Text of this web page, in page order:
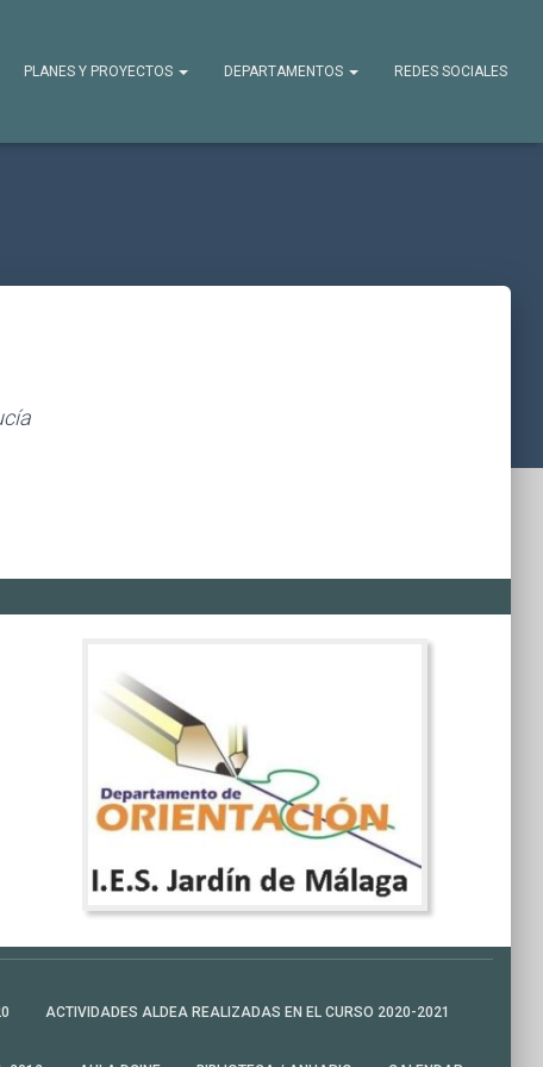
PLANES Y PROYECTOS DEPARTAMENTOS REDES SOCIALES
ACTIVIDADES ALDEA REALIZADAS EN EL CURSO 2020-2021